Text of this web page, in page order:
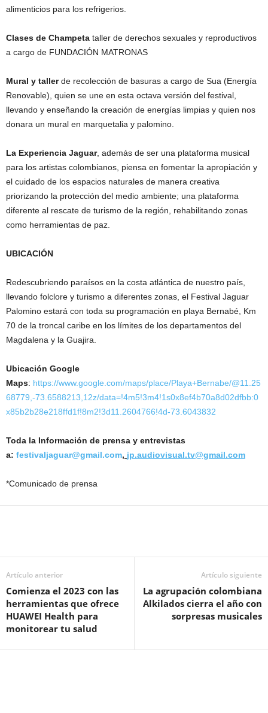
alimenticios para los refrigerios.
Clases de Champeta taller de derechos sexuales y reproductivos
a cargo de FUNDACIÓN MATRONAS
Mural y tallerde recolección de basuras a cargo de Sua (Energía
Renovable), quien se une en esta octava versión del festival,
llevando y enseñando la creación de energías limpias y quien nos
donara un mural en marquetalia y palomino.
La Experiencia Jaguar, además de ser una plataforma musical
para los artistas colombianos, piensa en fomentar la apropiación y
el cuidado de los espacios naturales de manera creativa
priorizando la protección del medio ambiente; una plataforma
diferente al rescate de turismo de la región, rehabilitando zonas
como herramientas de paz.
UBICACIÓN
Redescubriendo paraísos en la costa atlántica de nuestro país,
llevando folclore y turismo a diferentes zonas, el Festival Jaguar
Palomino estará con toda su programación en playa Bernabé, Km
70 de la troncal caribe en los límites de los departamentos del
Magdalena y la Guajira.
Ubicación Google
Maps: https://www.google.com/maps/place/Playa+Bernabe/@11.25
68779,-73.6588213,12z/data=!4m5!3m4!1s0x8ef4b70a8d02dfbb:0
x85b2b28e218ffd1f!8m2!3d11.2604766!4d-73.6043832
Toda la Información de prensa y entrevistas
a: festivaljaguar@gmail.com, jp.audiovisual.tv@gmail.com
*Comunicado de prensa
Artículo anterior
Comienza el 2023 con las
herramientas que ofrece
HUAWEI Health para
monitorear tu salud
Artículo siguiente
La agrupación colombiana
Alkilados cierra el año con
sorpresas musicales